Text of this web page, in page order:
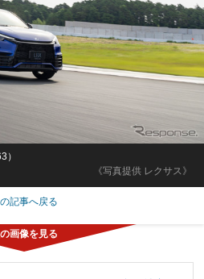
《写真提供 レクサス》
）
の記事へ戻る